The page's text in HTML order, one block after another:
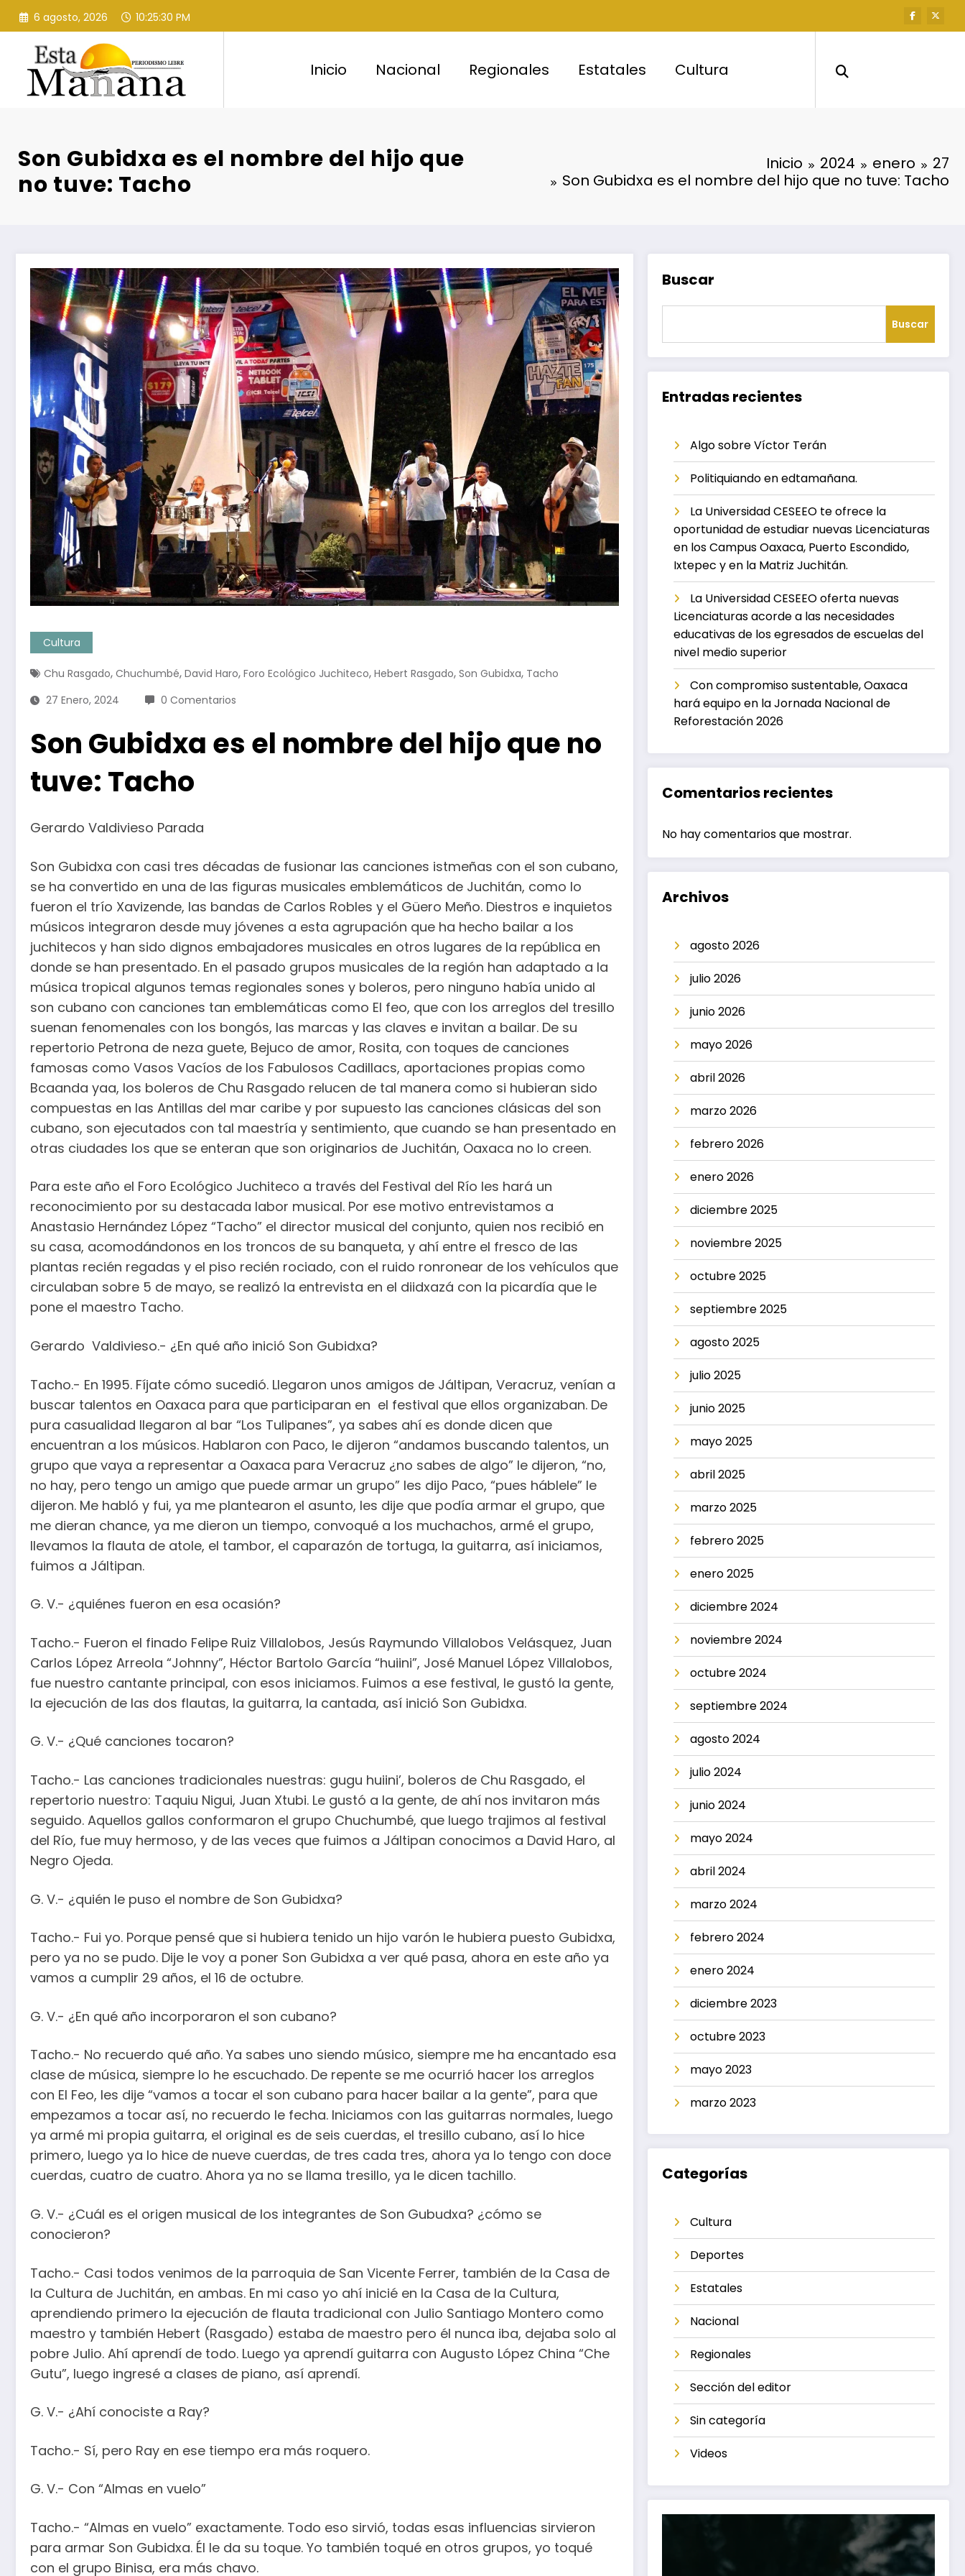
Saltar
contenido
6 agosto, 2026 10:25:32 PM
Inicio Nacional Regionales Estatales Cultura
Son Gubidxa es el nombre del hijo que
no tuve: Tacho
Inicio 2024 enero
27
Son Gubidxa es el nombre del hijo que no tuve: Tacho
Cultura
Chu Rasgado, Chuchumbé, David Haro, Foro Ecológico Juchiteco, Hebert Rasgado, Son Gubidxa, Tacho
27 Enero, 2024
0 Comentarios
Son Gubidxa es el nombre del hijo que no
tuve: Tacho
Gerardo Valdivieso Parada
Son Gubidxa con casi tres décadas de fusionar las canciones istmeñas con el son cubano,
se ha convertido en una de las figuras musicales emblemáticos de Juchitán, como lo
fueron el trío Xavizende, las bandas de Carlos Robles y el Güero Meño. Diestros e inquietos
músicos integraron desde muy jóvenes a esta agrupación que ha hecho bailar a los
juchitecos y han sido dignos embajadores musicales en otros lugares de la república en
donde se han presentado. En el pasado grupos musicales de la región han adaptado a la
música tropical algunos temas regionales sones y boleros, pero ninguno había unido al
son cubano con canciones tan emblemáticas como El feo, que con los arreglos del tresillo
suenan fenomenales con los bongós, las marcas y las claves e invitan a bailar. De su
repertorio Petrona de neza guete, Bejuco de amor, Rosita, con toques de canciones
famosas como Vasos Vacíos de los Fabulosos Cadillacs, aportaciones propias como
Bcaanda yaa, los boleros de Chu Rasgado relucen de tal manera como si hubieran sido
compuestas en las Antillas del mar caribe y por supuesto las canciones clásicas del son
cubano, son ejecutados con tal maestría y sentimiento, que cuando se han presentado en
otras ciudades los que se enteran que son originarios de Juchitán, Oaxaca no lo creen.
Para este año el Foro Ecológico Juchiteco a través del Festival del Río les hará un
reconocimiento por su destacada labor musical. Por ese motivo entrevistamos a
Anastasio Hernández López “Tacho” el director musical del conjunto, quien nos recibió en
su casa, acomodándonos en los troncos de su banqueta, y ahí entre el fresco de las
plantas recién regadas y el piso recién rociado, con el ruido ronronear de los vehículos que
circulaban sobre 5 de mayo, se realizó la entrevista en el diidxazá con la picardía que le
pone el maestro Tacho.
Gerardo Valdivieso.- ¿En qué año inició Son Gubidxa?
Tacho.- En 1995. Fíjate cómo sucedió. Llegaron unos amigos de Jáltipan, Veracruz, venían a
buscar talentos en Oaxaca para que participaran en el festival que ellos organizaban. De
pura casualidad llegaron al bar “Los Tulipanes”, ya sabes ahí es donde dicen que
encuentran a los músicos. Hablaron con Paco, le dijeron “andamos buscando talentos, un
grupo que vaya a representar a Oaxaca para Veracruz ¿no sabes de algo” le dijeron, “no,
no hay, pero tengo un amigo que puede armar un grupo” les dijo Paco, “pues háblele” le
dijeron. Me habló y fui, ya me plantearon el asunto, les dije que podía armar el grupo, que
me dieran chance, ya me dieron un tiempo, convoqué a los muchachos, armé el grupo,
llevamos la flauta de atole, el tambor, el caparazón de tortuga, la guitarra, así iniciamos,
fuimos a Jáltipan.
G. V.- ¿quiénes fueron en esa ocasión?
Tacho.- Fueron el finado Felipe Ruiz Villalobos, Jesús Raymundo Villalobos Velásquez, Juan
Carlos López Arreola “Johnny”, Héctor Bartolo García “huiini”, José Manuel López Villalobos,
fue nuestro cantante principal, con esos iniciamos. Fuimos a ese festival, le gustó la gente,
la ejecución de las dos flautas, la guitarra, la cantada, así inició Son Gubidxa.
G. V.- ¿Qué canciones tocaron?
Tacho.- Las canciones tradicionales nuestras: gugu huiini’, boleros de Chu Rasgado, el
repertorio nuestro: Taquiu Nigui, Juan Xtubi. Le gustó a la gente, de ahí nos invitaron más
seguido. Aquellos gallos conformaron el grupo Chuchumbé, que luego trajimos al festival
del Río, fue muy hermoso, y de las veces que fuimos a Jáltipan conocimos a David Haro, al
Negro Ojeda.
G. V.- ¿quién le puso el nombre de Son Gubidxa?
Tacho.- Fui yo. Porque pensé que si hubiera tenido un hijo varón le hubiera puesto Gubidxa,
pero ya no se pudo. Dije le voy a poner Son Gubidxa a ver qué pasa, ahora en este año ya
vamos a cumplir 29 años, el 16 de octubre.
G. V.- ¿En qué año incorporaron el son cubano?
Tacho.- No recuerdo qué año. Ya sabes uno siendo músico, siempre me ha encantado esa
clase de música, siempre lo he escuchado. De repente se me ocurrió hacer los arreglos
con El Feo, les dije “vamos a tocar el son cubano para hacer bailar a la gente”, para que
empezamos a tocar así, no recuerdo le fecha. Iniciamos con las guitarras normales, luego
ya armé mi propia guitarra, el original es de seis cuerdas, el tresillo cubano, así lo hice
primero, luego ya lo hice de nueve cuerdas, de tres cada tres, ahora ya lo tengo con doce
cuerdas, cuatro de cuatro. Ahora ya no se llama tresillo, ya le dicen tachillo.
G. V.- ¿Cuál es el origen musical de los integrantes de Son Gubudxa? ¿cómo se
conocieron?
Tacho.- Casi todos venimos de la parroquia de San Vicente Ferrer, también de la Casa de
la Cultura de Juchitán, en ambas. En mi caso yo ahí inicié en la Casa de la Cultura,
aprendiendo primero la ejecución de flauta tradicional con Julio Santiago Montero como
maestro y también Hebert (Rasgado) estaba de maestro pero él nunca iba, dejaba solo al
pobre Julio. Ahí aprendí de todo. Luego ya aprendí guitarra con Augusto López China “Che
Gutu”, luego ingresé a clases de piano, así aprendí.
G. V.- ¿Ahí conociste a Ray?
Tacho.- Sí, pero Ray en ese tiempo era más roquero.
G. V.- Con “Almas en vuelo”
Tacho.- “Almas en vuelo” exactamente. Todo eso sirvió, todas esas influencias sirvieron
para armar Son Gubidxa. Él le da su toque. Yo también toqué en otros grupos, yo toqué
con el grupo Binisa, era más chavo.
Buscar
Buscar
Entradas recientes
Algo sobre Víctor Terán
Politiquiando en edtamañana.
La Universidad CESEEO te ofrece la
oportunidad de estudiar nuevas Licenciaturas
en los Campus Oaxaca, Puerto Escondido,
Ixtepec y en la Matriz Juchitán.
La Universidad CESEEO oferta nuevas
Licenciaturas acorde a las necesidades
educativas de los egresados de escuelas del
nivel medio superior
Con compromiso sustentable, Oaxaca
hará equipo en la Jornada Nacional de
Reforestación 2026
Comentarios recientes
No hay comentarios que mostrar.
Archivos
agosto 2026
julio 2026
junio 2026
mayo 2026
abril 2026
marzo 2026
febrero 2026
enero 2026
diciembre 2025
noviembre 2025
octubre 2025
septiembre 2025
agosto 2025
julio 2025
junio 2025
mayo 2025
abril 2025
marzo 2025
febrero 2025
enero 2025
diciembre 2024
noviembre 2024
octubre 2024
septiembre 2024
agosto 2024
julio 2024
junio 2024
mayo 2024
abril 2024
marzo 2024
febrero 2024
enero 2024
diciembre 2023
octubre 2023
mayo 2023
marzo 2023
Categorías
Cultura
Deportes
Estatales
Nacional
Regionales
Sección del editor
Sin categoría
Videos